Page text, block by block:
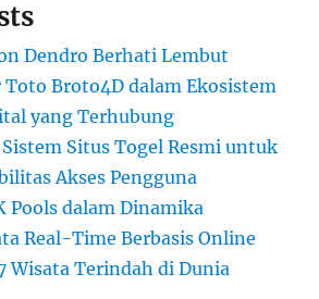
Dendro Berhati Lembut
Toto Broto4D dalam Ekosistem
yang Terhubung
Situs Togel Resmi untuk
Akses Pengguna
Pools dalam Dinamika
Real-Time Berbasis Online
Wisata Terindah di Dunia